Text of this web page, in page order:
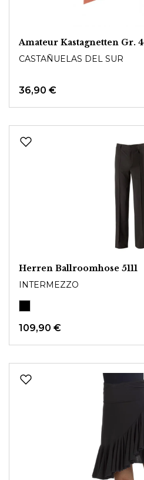
Amateur Kastagnetten Gr. 4
CASTAÑUELAS DEL SUR
36,90 €
Herren Ballroomhose 5111
INTERMEZZO
109,90 €